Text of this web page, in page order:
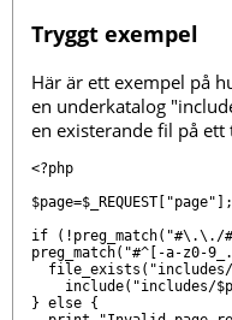
Tryggt exempel
Här är ett exempel på
en underkatalog
en existerande fil på ett
<?php
$page=$_REQUEST["page"];
if (!preg_match("#\.\./
preg_match("#^[-a-z0-
include("includes/
} else {